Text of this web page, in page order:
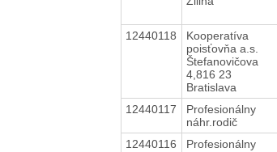
12440118
Kooperatíva
poisťovňa a.s.
Štefanovičova
4,816 23
Bratislava
12440117
Profesionálny
náhr.rodič
12440116
Profesionálny